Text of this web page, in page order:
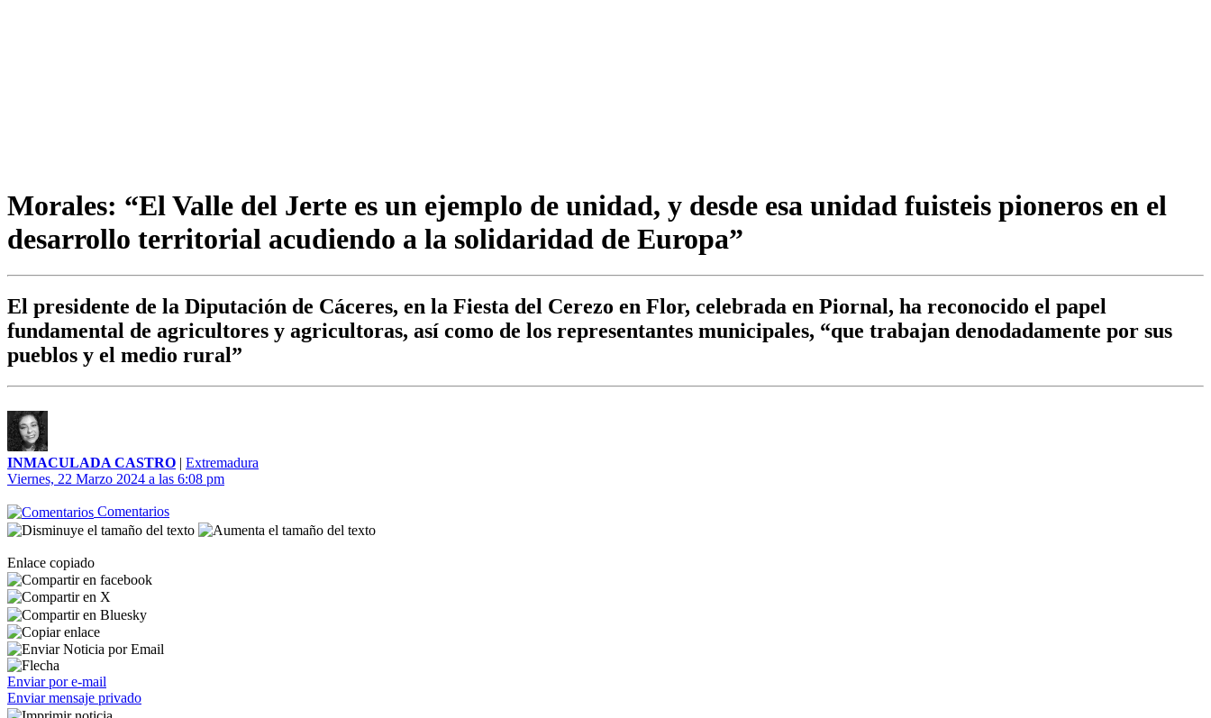
Morales: “El Valle del Jerte es un ejemplo de unidad, y desde esa unidad fuisteis pioneros en el
desarrollo territorial acudiendo a la solidaridad de Europa”
El presidente de la Diputación de Cáceres, en la Fiesta del Cerezo en Flor, celebrada en Piornal, ha reconocido el papel
fundamental de agricultores y agricultoras, así como de los representantes municipales, “que trabajan denodadamente por sus
pueblos y el medio rural”
INMACULADA CASTRO | Extremadura
Viernes, 22 Marzo 2024 a las 6:08 pm
Comentarios
Enlace copiado
Enviar por e-mail
Enviar mensaje privado